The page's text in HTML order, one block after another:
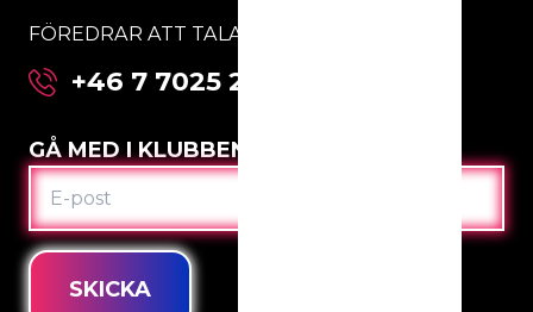
FÖREDRAR ATT TALA MED OSS DIREKT:
+46 7 7025 2123
GÅ MED I KLUBBEN
E-
POST
SKICKA